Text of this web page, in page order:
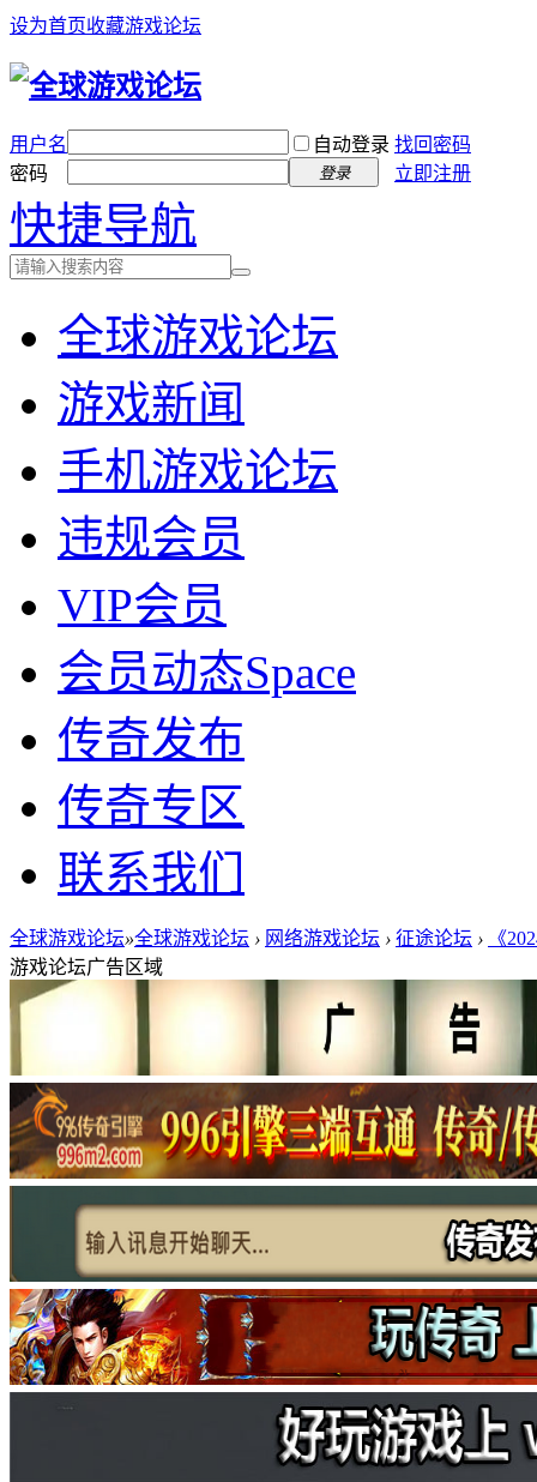
设为首页收藏游戏论坛
用户名 自动登录 找回密码
密码
登录 立即注册
快捷导航
全球游戏论坛
游戏新闻
手机游戏论坛
违规会员
VIP会员
会员动态Space
传奇发布
传奇专区
联系我们
全球游戏论坛»全球游戏论坛 › 网络游戏论坛 › 征途论坛 ›
《
游戏论坛广告区域